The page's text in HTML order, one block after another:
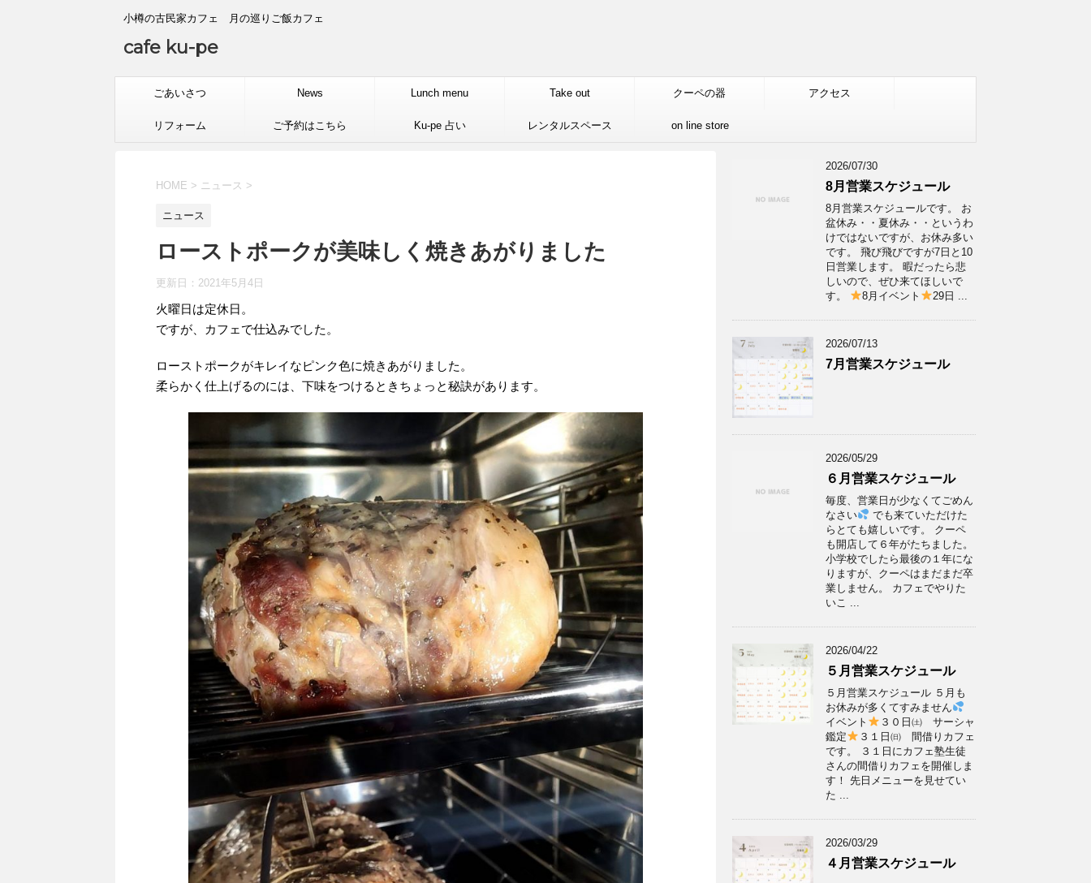
小樽の古民家カフェ 月の巡りご飯カフェ
cafe ku-pe
ごあいさつ News Lunch menu Take out クーペの器 アクセス
リフォーム ご予約はこちら Ku-pe 占い レンタルスペース on line store
HOME > ニュース >
ニュース
ローストポークが美味しく焼きあがりました
更新日： 2021年5月4日
火曜日は定休日。
ですが、カフェで仕込みでした。
ローストポークがキレイなピンク色に焼きあがりました。
柔らかく仕上げるのには、下味をつけるときちょっと秘訣があります。
2026/07/30
8月営業スケジュール
8月営業スケジュールです。 お
盆休み・・夏休み・・というわ
けではないですが、お休み多い
です。 飛び飛びですが7日と10
日営業します。 暇だったら悲
しいので、ぜひ来てほしいで
す。
8月イベント 29日 ...
2026/07/13
7月営業スケジュール
2026/05/29
６月営業スケジュール
毎度、営業日が少なくてごめん
なさい
でも来ていただけた
らとても嬉しいです。 クーペ
も開店して６年がたちました。
小学校でしたら最後の１年にな
りますが、クーペはまだまだ卒
業しません。 カフェでやりた
いこ ...
2026/04/22
５月営業スケジュール
５月営業スケジュール ５月も
お休みが多くてすみません
イベント
３０日㈯ サーシャ
鑑定
３１日㈰ 間借りカフェ
です。 ３１日にカフェ塾生徒
さんの間借りカフェを開催しま
す！ 先日メニューを見せてい
た ...
2026/03/29
４月営業スケジュール